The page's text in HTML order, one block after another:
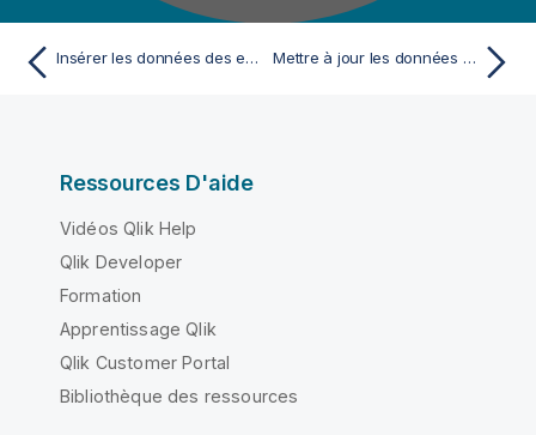
Insérer les données des employés dans une table MySQL en utilisant les dimensions à évolution lente (SCD) Mettre à jour les données des employés dans MySQL en utilisant les dimensions à évolution lente (SCD)
Ressources D'aide
Vidéos Qlik Help
Qlik Developer
Formation
Apprentissage Qlik
Qlik Customer Portal
Bibliothèque des ressources